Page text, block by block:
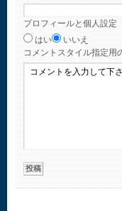
プロフィールと個人設定
はい
いいえ
コメント スタイル指定用